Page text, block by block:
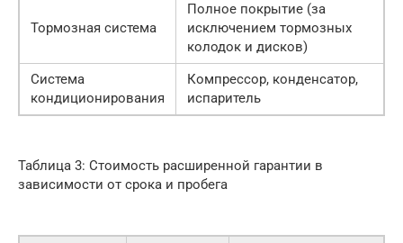
Тормозная система
Полное покрытие (за
исключением тормозных
колодок и дисков)
Система
кондиционирования
Компрессор, конденсатор,
испаритель
Таблица 3: Стоимость расширенной гарантии в
зависимости от срока и пробега